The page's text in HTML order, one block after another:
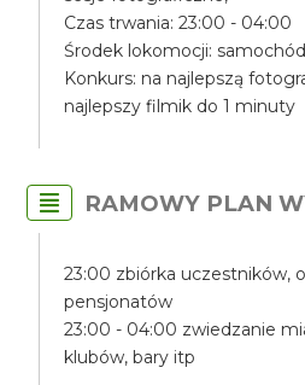
Czas trwania: 23:00 - 04:00
Środek lokomocji: samochód
Konkurs: na najlepszą
najlepszy filmik do 1 minuty
RAMOWY PLAN
23:00 zbiórka uczestników,
pensjonatów
23:00 - 04:00 zwiedzanie
klubów, bary itp